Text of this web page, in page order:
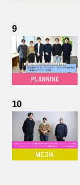
9
10